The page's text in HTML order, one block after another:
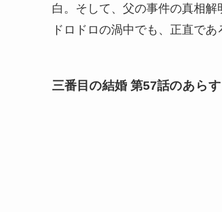
白。そして、父の事件の真相解
ドロドロの渦中でも、正直で
三番目の結婚 第57話のあら